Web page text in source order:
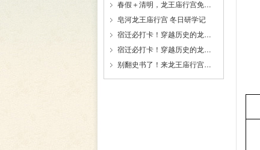
春假＋清明，龙王庙行宫免票啦！！
皂河龙王庙行宫 冬日研学记
宿迁必打卡！穿越历史的龙王庙行宫，藏着你不知道的惊喜
宿迁必打卡！穿越历史的龙王庙行宫，藏着你不知道的惊喜
别翻史书了！来龙王庙行宫，让这些守护者告诉你皇家秘密！